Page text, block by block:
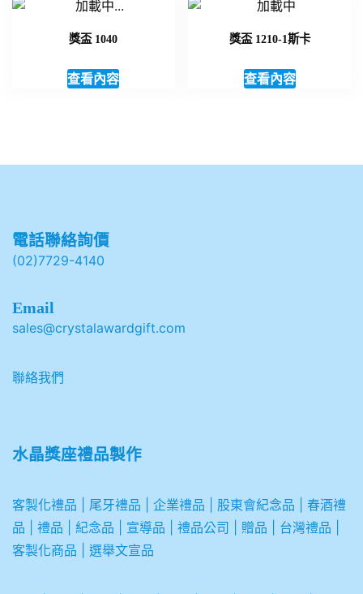
獎盃 1040
查看內容
獎盃 1210-1斯卡
查看內容
電話聯絡詢價
(02)7729-4140
Email
sales@crystalawardgift.com
聯絡我們
水晶獎座禮品製作
客製化禮品 尾牙禮品 企業禮品 股東會紀念品
春酒禮
品
禮品 紀念品 宣導品 禮品公司 贈品 台灣禮品
客製化商品
選舉文宣品